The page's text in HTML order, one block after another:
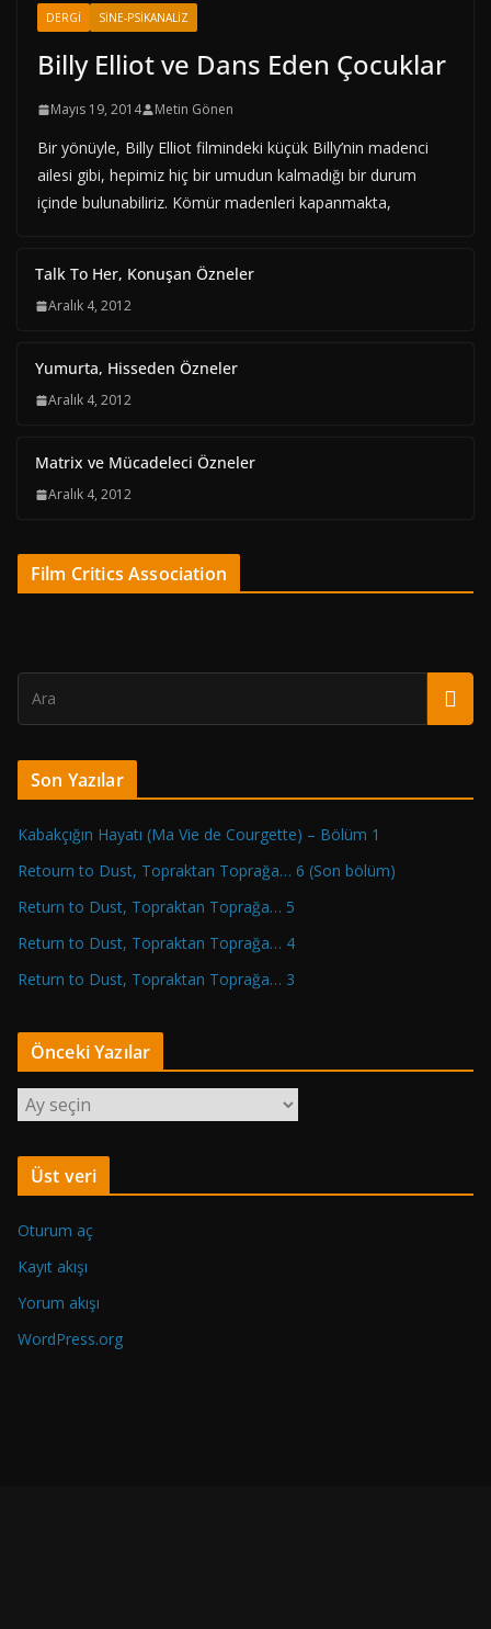
DERGI SINE-PSIKANALIZ
Billy Elliot ve Dans Eden Çocuklar
Mayıs 19, 2014 Metin Gönen
Bir yönüyle, Billy Elliot filmindeki küçük Billy’nin madenci
ailesi gibi, hepimiz hiç bir umudun kalmadığı bir durum
içinde bulunabiliriz. Kömür madenleri kapanmakta,
Talk To Her, Konuşan Özneler
Aralık 4, 2012
Yumurta, Hisseden Özneler
Aralık 4, 2012
Matrix ve Mücadeleci Özneler
Aralık 4, 2012
Film Critics Association
Son Yazılar
Kabakçığın Hayatı (Ma Vie de Courgette) – Bölüm 1
Retourn to Dust, Topraktan Toprağa… 6 (Son bölüm)
Return to Dust, Topraktan Toprağa… 5
Return to Dust, Topraktan Toprağa… 4
Return to Dust, Topraktan Toprağa… 3
Önceki Yazılar
Ö
n
c
i
Y
a
ı
Üst veri
Oturum aç
Kayıt akışı
Yorum akışı
WordPress.org